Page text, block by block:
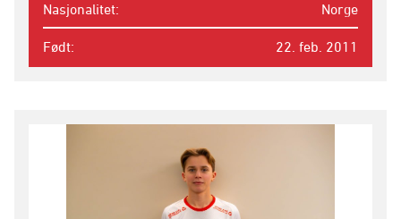
Nasjonalitet Norge
Født 22. feb. 2011